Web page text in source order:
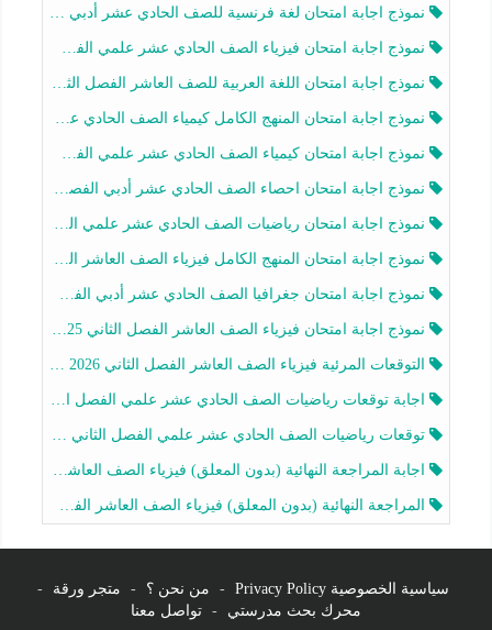
نموذج اجابة امتحان لغة فرنسية للصف الحادي عشر أدبي الفصل الثاني 2025-2026
نموذج اجابة امتحان فيزياء الصف الحادي عشر علمي الفصل الثاني 2025-2026
نموذج اجابة امتحان اللغة العربية للصف العاشر الفصل الثاني 2025-2026
نموذج اجابة امتحان المنهج الكامل كيمياء الصف الحادي عشر علمي الفصل الثاني 2025-2026
نموذج اجابة امتحان كيمياء الصف الحادي عشر علمي الفصل الثاني 2025-2026
نموذج اجابة امتحان احصاء الصف الحادي عشر أدبي الفصل الثاني 2025-2026
نموذج اجابة امتحان رياضيات الصف الحادي عشر علمي الفصل الثاني 2025-2026
نموذج اجابة امتحان المنهج الكامل فيزياء الصف العاشر الفصل الثاني 2025-2026
نموذج اجابة امتحان جغرافيا الصف الحادي عشر أدبي الفصل الثاني 2025-2026
نموذج اجابة امتحان فيزياء الصف العاشر الفصل الثاني 2025-2026
التوقعات المرئية فيزياء الصف العاشر الفصل الثاني 2026 أ هيثم الليثي
اجابة توقعات رياضيات الصف الحادي عشر علمي الفصل الثاني 2025-2026 أ عمرو فايز
توقعات رياضيات الصف الحادي عشر علمي الفصل الثاني 2025-2026 أ عمرو فايز
اجابة المراجعة النهائية (بدون المعلق) فيزياء الصف العاشر الفصل الثاني أ أحمد نبيه
المراجعة النهائية (بدون المعلق) فيزياء الصف العاشر الفصل الثاني أ أحمد نبيه
سياسية الخصوصية Privacy Policy - من نحن ؟ - متجر ورقة
-
محرك بحث مدرستي
- تواصل معنا